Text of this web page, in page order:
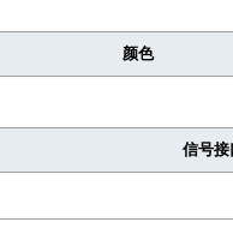
颜色
信号接